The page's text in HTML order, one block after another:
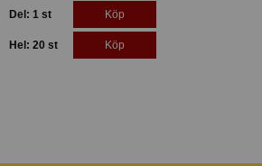
Del: 1 st Köp
Hel: 20 st Köp